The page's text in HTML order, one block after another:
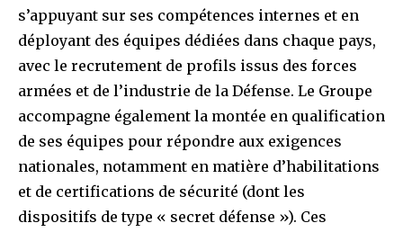
s’appuyant sur ses compétences internes et en
déployant des équipes dédiées dans chaque pays,
avec le recrutement de profils issus des forces
armées et de l’industrie de la Défense. Le Groupe
accompagne également la montée en qualification
de ses équipes pour répondre aux exigences
nationales, notamment en matière d’habilitations
et de certifications de sécurité (dont les
dispositifs de type « secret défense »). Ces